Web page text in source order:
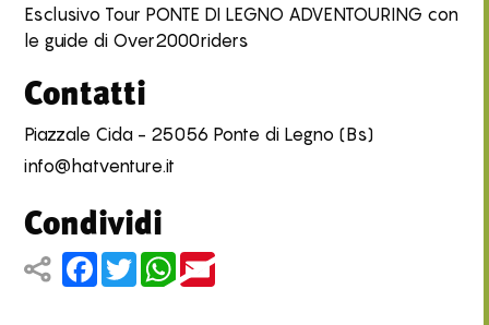
Esclusivo Tour PONTE DI LEGNO ADVENTOURING con
le guide di Over2000riders
Contatti
Piazzale Cida - 25056 Ponte di Legno (Bs)
info@hatventure.it
Condividi
Facebook
TwitterWhatsApp
Email